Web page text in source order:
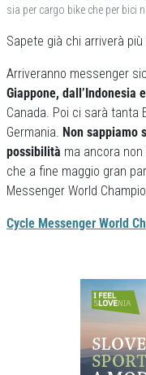
sia per cargo bike che per bici
Sapete già chi arriverà
Arriveranno messenger
Giappone, dall’Indonesia
Canada. Poi ci sarà tanta
Germania. Non sappiamo
possibilità ma ancora
che a fine maggio gran
Messenger World
Cycle Messenger World
Previous